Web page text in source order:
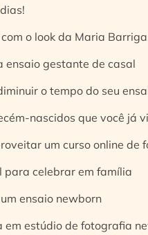
o look da Maria
ensaio gestante de casal
o tempo do seu
nascidos que você já
um curso online de
para celebrar em família
ensaio newborn
em estúdio de fotografia